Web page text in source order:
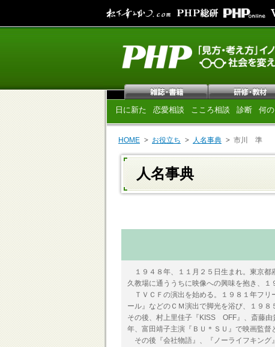
日に新た 恋愛相談 こころ相談 診断 何の
HOME お役立ち 人名事典 市川 準
人名事典
１９４８年、１１月２５日生まれ。東京都
久教場に通ううちに映像への興味を抱き、１
ＴＶＣＦの演出を始める。１９８１年フリ
ール』などのＣＭ演出で脚光を浴び、１９８
その後、村上里佳子『KISS OFF』、斎藤由
年、富田靖子主演『ＢＵ＊ＳＵ』で映画監督
その後『会社物語』、『ノーライフキング